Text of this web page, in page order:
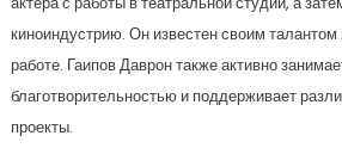
киноиндустрию. Он известен своим
работе. Гаипов Даврон также активно
благотворительностью и поддерживает
проекты.